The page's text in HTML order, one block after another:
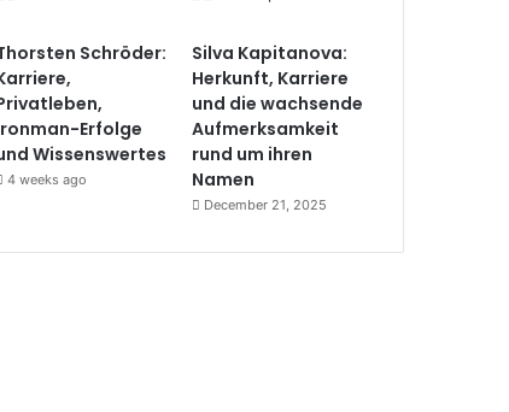
Schröder:
Erfolge
Wissenswertes
4 weeks ago
Silva Kapitanova:
Herkunft, Karriere
und die wachsende
Aufmerksamkeit
rund um ihren
Namen
December 21, 2025